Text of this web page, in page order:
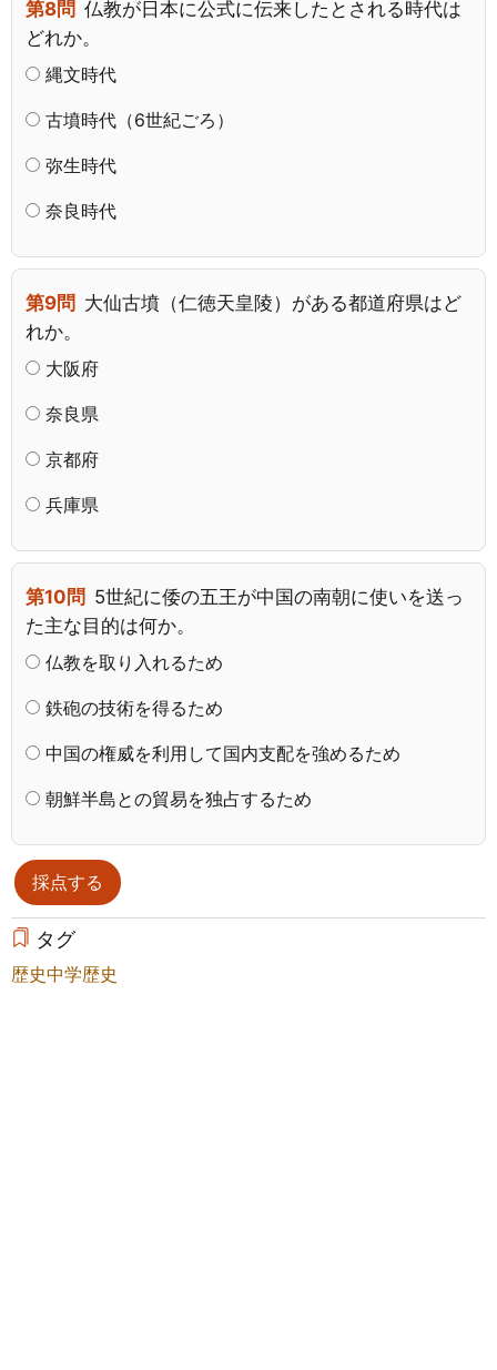
第8問 仏教が日本に公式に伝来したとされる時代は
どれか。
縄文時代
古墳時代（6世紀ごろ）
弥生時代
奈良時代
第9問 大仙古墳（仁徳天皇陵）がある都道府県はど
れか。
大阪府
奈良県
京都府
兵庫県
第10問 5世紀に倭の五王が中国の南朝に使いを送っ
た主な目的は何か。
仏教を取り入れるため
鉄砲の技術を得るため
中国の権威を利用して国内支配を強めるため
朝鮮半島との貿易を独占するため
タグ
歴史中学歴史